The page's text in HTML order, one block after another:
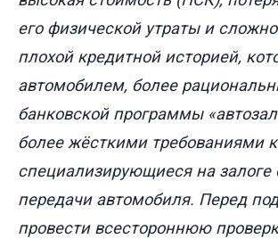
его физической утраты и
плохой кредитной историей,
автомобилем, более
банковской программы
более жёсткими
специализирующиеся на
передачи автомобиля. Перед
провести всестороннюю